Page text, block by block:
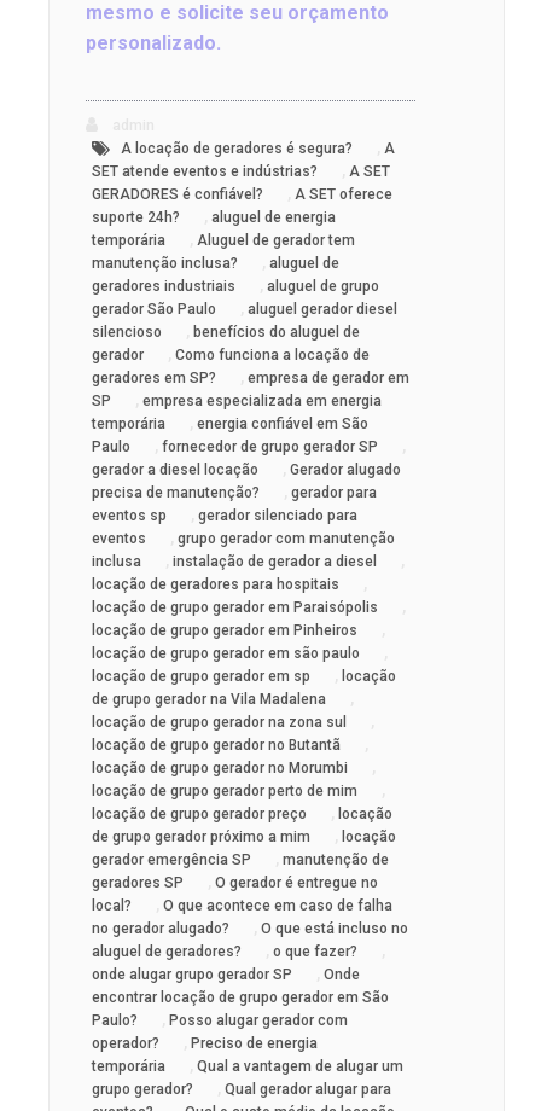
mesmo e solicite seu orçamento
personalizado.
A locação de geradores é segura?
A
SET atende eventos e indústrias?
A SET
GERADORES é confiável?
A SET oferece
suporte 24h?
aluguel de energia
temporária
Aluguel de gerador tem
manutenção inclusa?
aluguel de
geradores industriais
aluguel de grupo
gerador São Paulo
aluguel gerador diesel
silencioso
benefícios do aluguel de
gerador
Como funciona a locação de
geradores em SP?
empresa de gerador em
SP
empresa especializada em energia
temporária
energia confiável em São
Paulo
fornecedor de grupo gerador SP
gerador a diesel locação
Gerador alugado
precisa de manutenção?
gerador para
eventos sp
gerador silenciado para
eventos
grupo gerador com manutenção
inclusa
instalação de gerador a diesel
locação de geradores para hospitais
locação de grupo gerador em Paraisópolis
locação de grupo gerador em Pinheiros
locação de grupo gerador em são paulo
locação de grupo gerador em sp
locação
de grupo gerador na Vila Madalena
locação de grupo gerador na zona sul
locação de grupo gerador no Butantã
locação de grupo gerador no Morumbi
locação de grupo gerador perto de mim
locação de grupo gerador preço
locação
de grupo gerador próximo a mim
locação
gerador emergência SP
manutenção de
geradores SP
O gerador é entregue no
local?
O que acontece em caso de falha
no gerador alugado?
O que está incluso no
aluguel de geradores?
o que fazer?
onde alugar grupo gerador SP
Onde
encontrar locação de grupo gerador em São
Paulo?
Posso alugar gerador com
operador?
Preciso de energia
temporária
Qual a vantagem de alugar um
grupo gerador?
Qual gerador alugar para